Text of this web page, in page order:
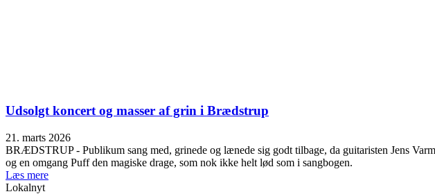
Udsolgt koncert og masser af grin i Brædstrup
21. marts 2026
BRÆDSTRUP - Publikum sang med, grinede og lænede sig godt tilbage, da guitaristen Jens
og en omgang Puff den magiske drage, som nok ikke helt lød som i sangbogen.
Læs mere
Lokalnyt